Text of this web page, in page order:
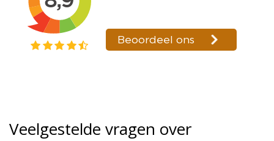
Veelgestelde vragen over